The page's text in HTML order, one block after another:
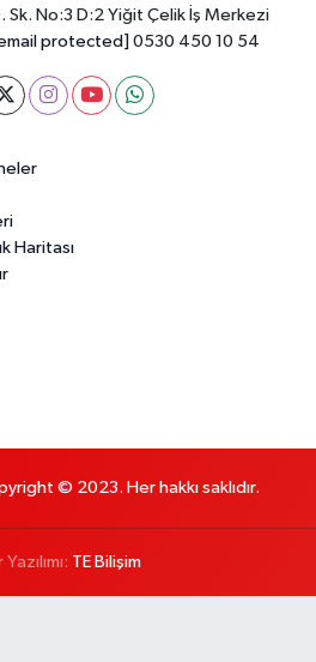
Sk. No:3 D:2 Yiğit Çelik İş Merkezi
protected] 0530 450 10 54
Haritası
© 2023. Her hakkı saklıdır.
TE Bilişim